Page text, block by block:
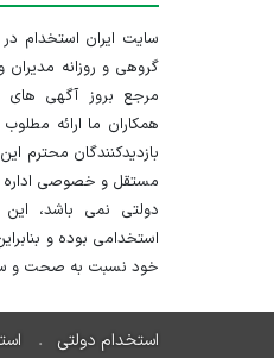
گروهی و روزانه
مرجع بروز آگهی
همکاران ما ارائه
بازدیدکنندگان محترم
مستقل و خصوصی اداره
دولتی نمی باشد،
استخدامی بوده و
خود نسبت به صحت و
استخدام دولتی